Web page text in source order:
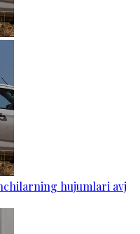
hujumlari avj